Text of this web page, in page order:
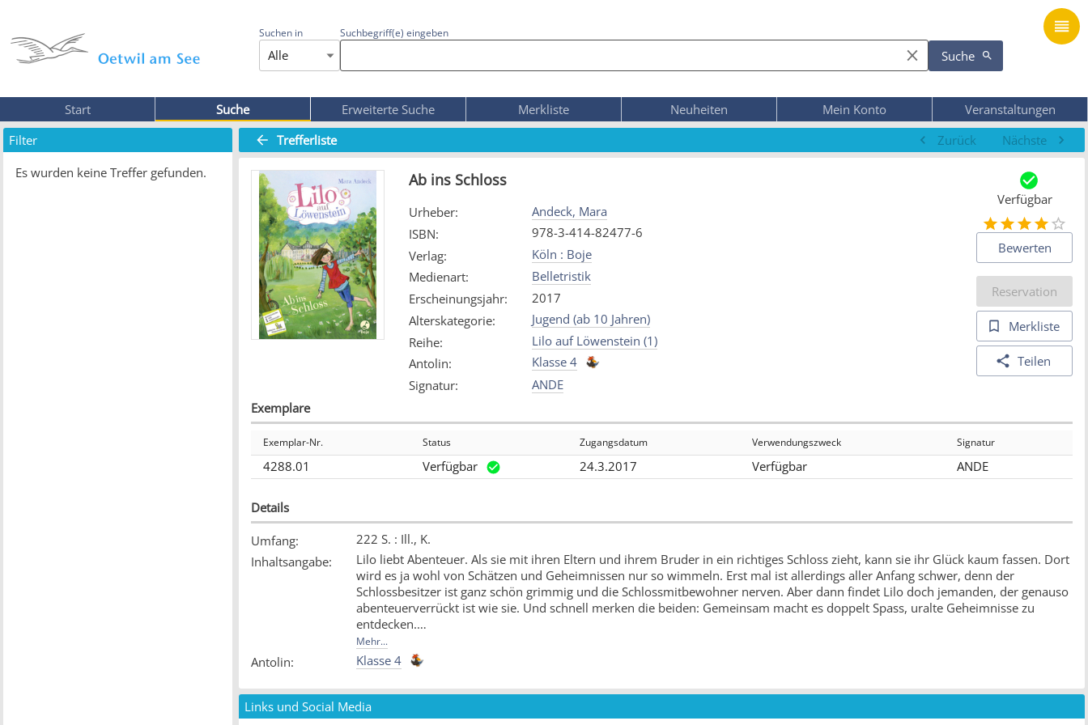
Suchen in
Alle
Suchbegriff(e) eingeben
Suche
Start Suche Erweiterte Suche Merkliste Neuheiten Mein Konto
Veranstaltungen
Filter
Es wurden keine Treffer gefunden.
Trefferliste Zurück Nächste
Ab ins Schloss
Urheber:
Andeck, Mara
ISBN:
978-3-414-82477-6
Verlag:
Köln : Boje
Medienart:
Belletristik
Erscheinungsjahr:
2017
Alterskategorie:
Jugend (ab 10 Jahren)
Reihe:
Lilo auf Löwenstein (1)
Antolin:
Klasse 4
Signatur: ANDE
Verfügbar
Bewerten
Reservation
Merkliste
Teilen
Exemplare
Exemplar-Nr. Status Zugangsdatum Verwendungszweck Signatur
4288.01 Verfügbar 24.3.2017 Verfügbar ANDE
Details
Umfang:
222 S. : Ill., K.
Inhaltsangabe:
Lilo liebt Abenteuer. Als sie mit ihren Eltern und ihrem Bruder in ein richtiges Schloss zieht, kann sie ihr Glück kaum fassen. Dort
wird es ja wohl von Schätzen und Geheimnissen nur so wimmeln. Erst mal ist allerdings aller Anfang schwer, denn der
Schlossbesitzer ist ganz schön grimmig und die Schlossmitbewohner nerven. Aber dann findet Lilo doch jemanden, der genauso
abenteuerverrückt ist wie sie. Und schnell merken die beiden: Gemeinsam macht es doppelt Spass, uralte Geheimnisse zu
entdecken.
Ein schönes Abenteuer für alle, die gerne draussen herumtoben und mit Freunden Geheimnissen auf der Spur sind.
[Quelle: Buchhaus.ch, bearbeitet mit ChatGPT
Mehr...
Antolin: Klasse 4
Links und Social Media